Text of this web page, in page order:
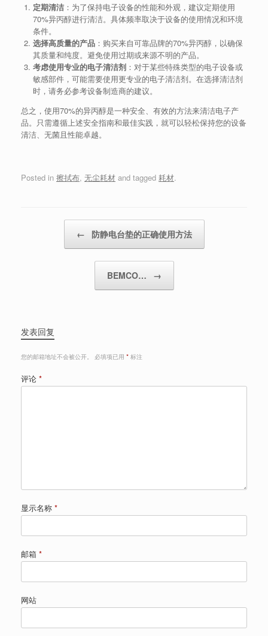
定期清洁：为了保持电子设备的性能和外观，建议定期使用
70%异丙醇进行清洁。具体频率取决于设备的使用情况和环境
条件。
选择高质量的产品：购买来自可靠品牌的70%异丙醇，以确保
其质量和纯度。避免使用过期或来源不明的产品。
考虑使用专业的电子清洁剂：对于某些特殊类型的电子设备或
敏感部件，可能需要使用更专业的电子清洁剂。在选择清洁剂
时，请务必参考设备制造商的建议。
总之，使用70%的异丙醇是一种安全、有效的方法来清洁电子产
品。只需遵循上述安全指南和最佳实践，就可以轻松保持您的设备
清洁、无菌且性能卓越。
Posted in 擦拭布, 无尘耗材 and tagged 耗材.
← 防静电台垫的正确使用方法
BEMCO… →
发表回复
您的邮箱地址不会被公开。 必填项已用 * 标注
评论 *
显示名称 *
邮箱 *
网站